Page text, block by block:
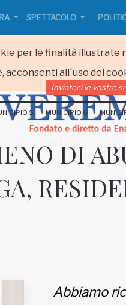
per le finalità illustrate
acconsenti all´uso dei
SPETTACOLO
Inviateci le vostre
5 MUNICIPIO 6
DI
Abbiamo